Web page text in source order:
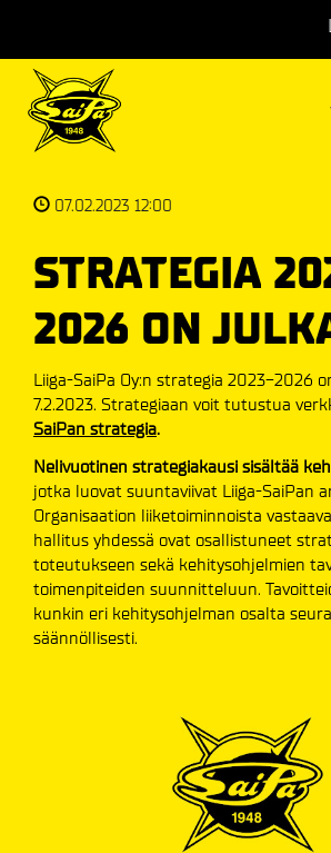
07.02.2023 12:00
STRATEGIA
2026 ON
Liiga-SaiPa Oy:n strategia 2023-2026
7.2.2023. Strategiaan voit tutustua
SaiPan strategia.
Nelivuotinen strategiakausi sisältää
jotka luovat suuntaviivat Liiga-SaiPan
Organisaation liiketoiminnoista
hallitus yhdessä ovat osallistuneet
toteutukseen sekä kehitysohjelmien
toimenpiteiden suunnitteluun.
kunkin eri kehitysohjelman osalta
säännöllisesti.